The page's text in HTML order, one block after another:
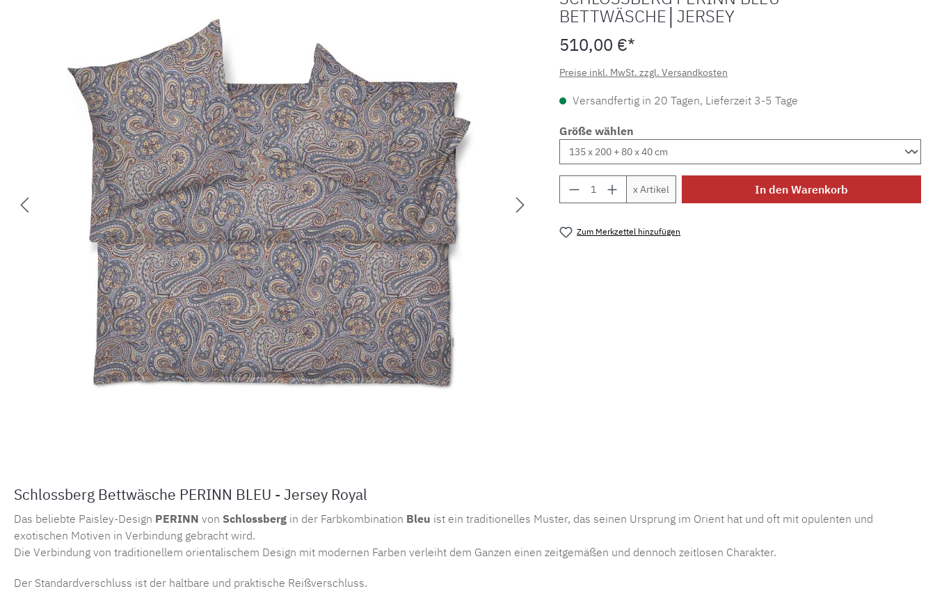
BETTWÄSCHE│JERSEY
510,00 €*
Preise inkl. MwSt. zzgl. Versandkosten
Versandfertig in 20 Tagen, Lieferzeit 3-5 Tage
Größe wählen
Produkt Anzahl: Gib den gewünschten Wert ein
x Artikel In den Warenkorb
Zum Merkzettel hinzufügen
Schlossberg Bettwäsche PERINN BLEU - Jersey Royal
Das beliebte Paisley-Design PERINN von Schlossberg in der Farbkombination Bleu ist ein traditionelles Muster, das seinen Ursprung im Orient hat und oft mit opulenten und
exotischen Motiven in Verbindung gebracht wird.
Die Verbindung von traditionellem orientalischem Design mit modernen Farben verleiht dem Ganzen einen zeitgemäßen und dennoch zeitlosen Charakter.
Der Standardverschluss ist der haltbare und praktische Reißverschluss.